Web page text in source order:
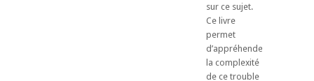
sur ce sujet.
Ce livre
permet
d’appréhender
la complexité
de ce trouble